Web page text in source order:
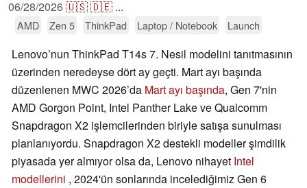
06/28/2026🇺🇸🇩🇪 ...
AMD Zen 5 ThinkPad Laptop / Notebook Launch
Lenovo’nun ThinkPad T14s 7. Nesil modelini tanıtmasının
üzerinden neredeyse dört ay geçti. Mart ayı başında
düzenlenen MWC 2026’da Mart ayı başında, Gen 7'nin
AMD Gorgon Point, Intel Panther Lake ve Qualcomm
Snapdragon X2 işlemcilerinden biriyle satışa sunulması
planlanıyordu. Snapdragon X2 destekli modeller şimdilik
piyasada yer almıyor olsa da, Lenovo nihayet Intel
modellerini , 2024'ün sonlarında incelediğimiz Gen 6